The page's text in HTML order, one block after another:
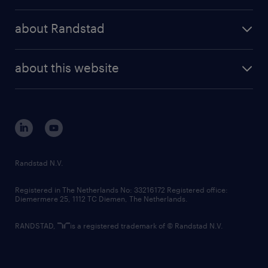
randstad professional
randstad digital
about Randstad
corporate governance
randstad innovation fund
country websites
about this website
Randstad N.V.
Registered in The Netherlands No: 33216172 Registered office:
Diemermere 25, 1112 TC Diemen, The Netherlands.
RANDSTAD, is a registered trademark of © Randstad N.V.